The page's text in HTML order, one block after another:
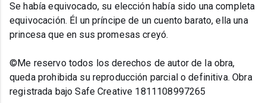
Se había equivocado, su elección había sido una completa
equivocación. Él un príncipe de un cuento barato, ella una
princesa que en sus promesas creyó.
©Me reservo todos los derechos de autor de la obra,
queda prohibida su reproducción parcial o definitiva. Obra
registrada bajo Safe Creative 1811108997265